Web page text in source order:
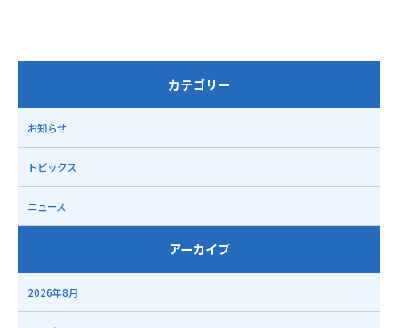
カテゴリー
お知らせ
トピックス
ニュース
アーカイブ
2026年8月